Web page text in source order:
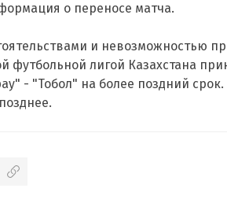
о переносе матча.
и невозможностью
футбольной лигой Казахстана
- "Тобол" на более поздний срок.